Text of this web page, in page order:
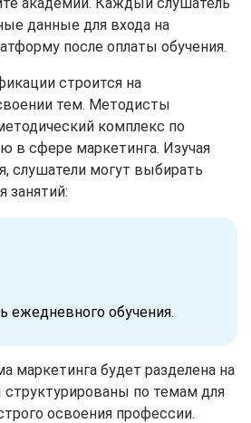
данные для входа на
после оплаты обучения.
строится на
тем. Методисты
комплекс по
в сфере маркетинга. Изучая
слушатели могут выбирать
занятий:
ежедневного обучения.
маркетинга будет разделена на
структурированы по темам для
освоения профессии.